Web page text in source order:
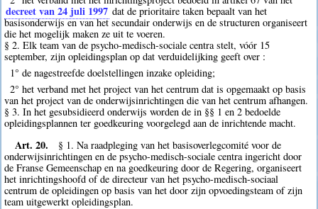
decreet van 24 juli 1997 dat de prioritaire taken bepaalt van het
basisonderwijs en van het secundair onderwijs en de structuren organiseert
die het mogelijk maken ze uit te voeren.
§ 2. Elk team van de psycho-medisch-sociale centra stelt, vóór 15
september, zijn opleidingsplan op dat verduidelijking geeft over :
1° de nagestreefde doelstellingen inzake opleiding;
2° het verband met het project van het centrum dat is opgemaakt op basis
van het project van de onderwijsinrichtingen die van het centrum afhangen.
§ 3. In het gesubsidieerd onderwijs worden de in §§ 1 en 2 bedoelde
opleidingsplannen ter goedkeuring voorgelegd aan de inrichtende macht.
Art. 20.
§ 1. Na raadpleging van het basisoverlegcomité voor de
onderwijsinrichtingen en de psycho-medisch-sociale centra ingericht door
de Franse Gemeenschap en na goedkeuring door de Regering, organiseert
het inrichtingshoofd of de directeur van het psycho-medisch-sociaal
centrum de opleidingen op basis van het door zijn opvoedingsteam of zijn
team uitgewerkt opleidingsplan.